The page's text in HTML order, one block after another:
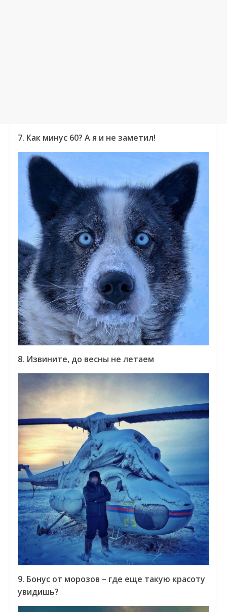
7. Как минус 60? А я и не заметил!
8. Извините, до весны не летаем
9. Бонус от морозов – где еще такую красоту
увидишь?